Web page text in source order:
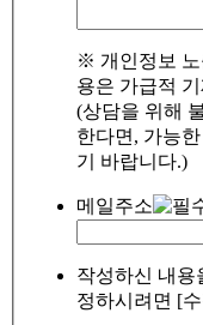
※ 개인정보 노
용은 가급적
(상담을 위해
한다면, 가능
기 바랍니다.)
메일주소
작성하신 내용
정하시려면 [